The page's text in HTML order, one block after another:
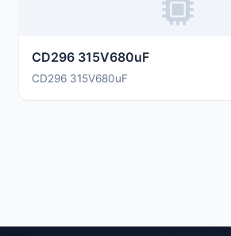
CD296 315V680uF
CD296 315V680uF